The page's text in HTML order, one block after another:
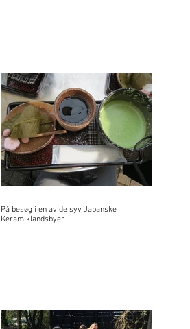
På besøg i en av de syv Japanske
Keramiklandsbyer